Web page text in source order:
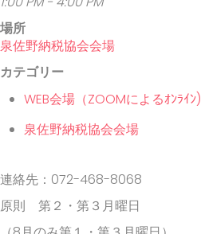
場所
泉佐野納税協会会場
カテゴリー
WEB会場（ZOOMによるｵﾝﾗｲﾝ)
泉佐野納税協会会場
連絡先：072-468-8068
原則 第２・第３月曜日